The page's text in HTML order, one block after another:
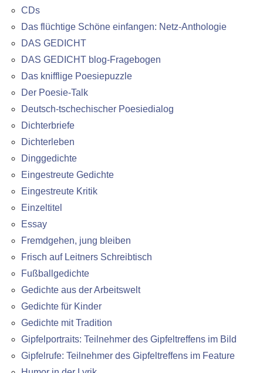
CDs
Das flüchtige Schöne einfangen: Netz-Anthologie
DAS GEDICHT
DAS GEDICHT blog-Fragebogen
Das knifflige Poesiepuzzle
Der Poesie-Talk
Deutsch-tschechischer Poesiedialog
Dichterbriefe
Dichterleben
Dinggedichte
Eingestreute Gedichte
Eingestreute Kritik
Einzeltitel
Essay
Fremdgehen, jung bleiben
Frisch auf Leitners Schreibtisch
Fußballgedichte
Gedichte aus der Arbeitswelt
Gedichte für Kinder
Gedichte mit Tradition
Gipfelportraits: Teilnehmer des Gipfeltreffens im Bild
Gipfelrufe: Teilnehmer des Gipfeltreffens im Feature